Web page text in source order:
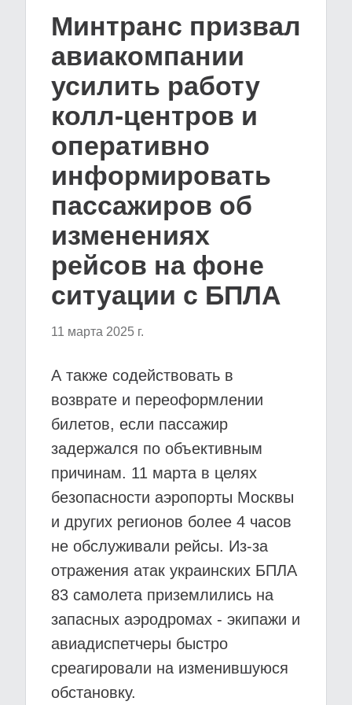
Минтранс призвал
авиакомпании
усилить работу
колл-центров и
оперативно
информировать
пассажиров об
изменениях
рейсов на фоне
ситуации с БПЛА
11 марта 2025 г.
А также содействовать в
возврате и переоформлении
билетов, если пассажир
задержался по объективным
причинам. 11 марта в целях
безопасности аэропорты Москвы
и других регионов более 4 часов
не обслуживали рейсы. Из-за
отражения атак украинских БПЛА
83 самолета приземлились на
запасных аэродромах - экипажи и
авиадиспетчеры быстро
среагировали на изменившуюся
обстановку.